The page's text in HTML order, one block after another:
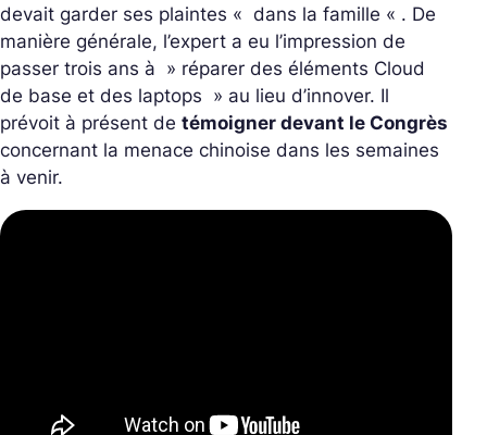
devait garder ses plaintes « dans la famille « . De
manière générale, l’expert a eu l’impression de
passer trois ans à » réparer des éléments Cloud
de base et des laptops » au lieu d’innover. Il
prévoit à présent de témoigner devant le Congrès
concernant la menace chinoise dans les semaines
à venir.